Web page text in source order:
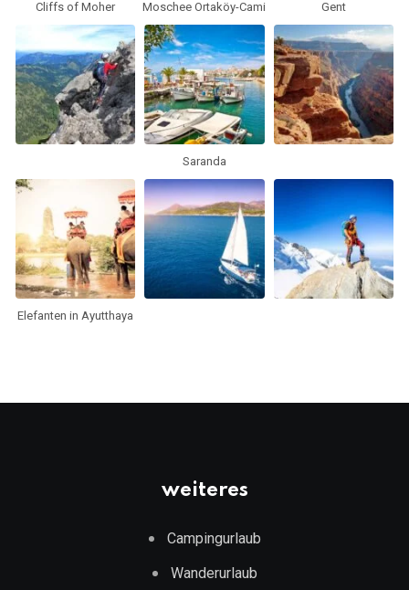
Cliffs of Moher Moschee Ortaköy-Cami Gent
Saranda
Elefanten in Ayutthaya
weiteres
Campingurlaub
Wanderurlaub